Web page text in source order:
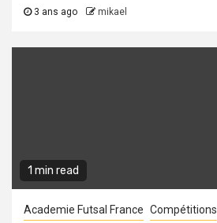
3 ans ago mikael
1 min read
Academie Futsal France Compétitions